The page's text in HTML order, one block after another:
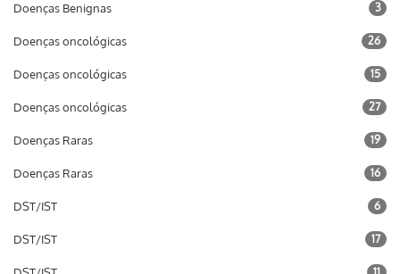
Doenças Benignas 3
Doenças oncológicas 26
Doenças oncológicas 15
Doenças oncológicas 27
Doenças Raras 19
Doenças Raras 16
DST/IST 6
DST/IST 17